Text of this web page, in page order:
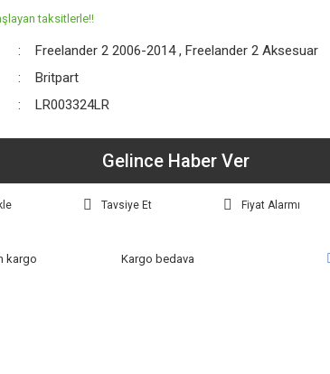
taksitlerle!!
Freelander 2 2006-2014 ,Freelander 2 Aksesuar
Britpart
LR003324LR
Gelince Haber Ver
Tavsiye Et Fiyat Alarmı
kargo Kargo bedava